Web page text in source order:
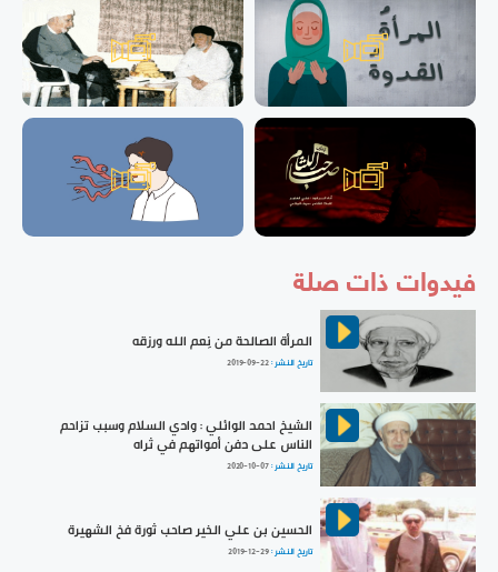
فيدوات ذات صلة
المرأة الصالحة من نِعم الله ورزقه
تاريخ النشر :2019-09-22
الشيخ احمد الوائلي : وادي السلام وسبب تزاحم
الناس على دفن أمواتهم في ثراه
تاريخ النشر :2020-10-07
الحسين بن علي الخير صاحب ثورة فخ الشهيرة
تاريخ النشر :2019-12-29